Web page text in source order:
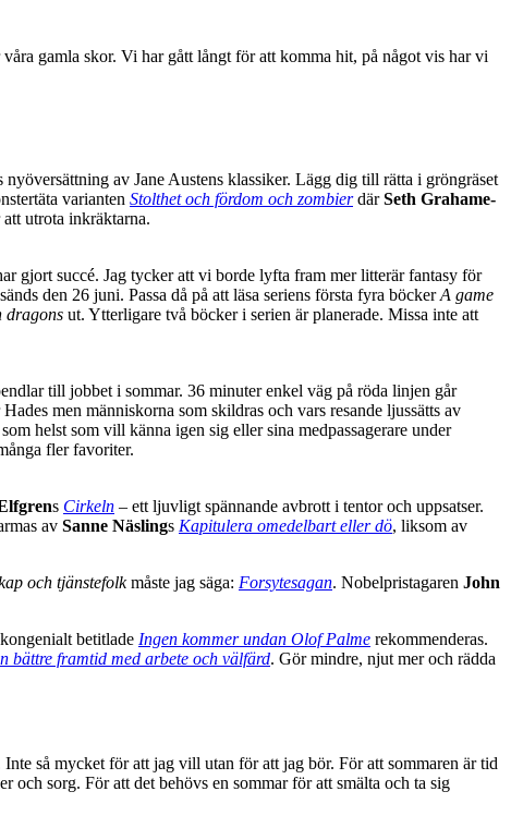
gamla skor. Vi har gått långt för att komma hit, på något vis har vi
nyöversättning av Jane Austens klassiker. Lägg dig till rätta i gröngräset
varianten Stolthet och fördom och zombierdärSeth Grahame-
utrota inkräktarna.
gjort succé. Jag tycker att vi borde lyfta fram mer litterär fantasy för
den 26 juni. Passa då på att läsa seriens första fyra böckerA game
dragons ut. Ytterligare två böcker i serien är planerade. Missa inte att
till jobbet i sommar. 36 minuter enkel väg på röda linjen går
men människorna som skildras och vars resande ljussätts av
helst som vill känna igen sig eller sina medpassagerare under
fler favoriter.
s Cirkeln – ett ljuvligt spännande avbrott i tentor och uppsatser.
av Sanne Näslings Kapitulera omedelbart eller dö, liksom av
och tjänstefolkmåste jag säga: Forsytesagan. Nobelpristagaren John
betitlade Ingen kommer undan Olof Palme rekommenderas.
bättre framtid med arbete och välfärd. Gör mindre, njut mer och rädda
så mycket för att jag vill utan för att jag bör. För att sommaren är tid
och sorg. För att det behövs en sommar för att smälta och ta sig